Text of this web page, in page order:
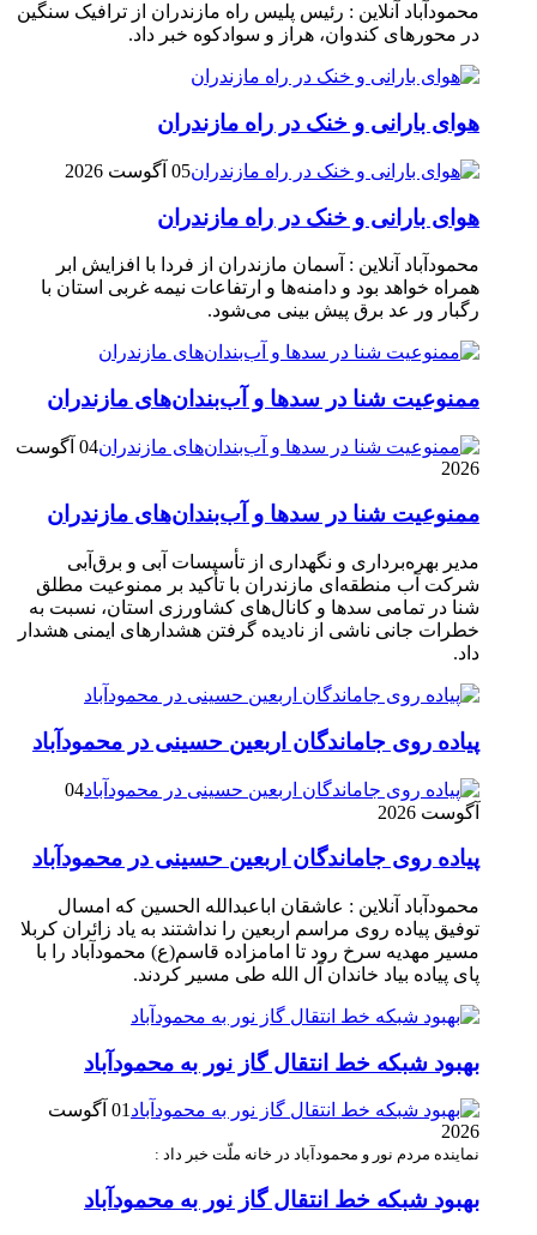
محمودآباد آنلاین : رئیس پلیس راه مازندران از ترافیک سنگین
در محور‌های کندوان، هراز و سوادکوه خبر داد.
هوای بارانی و خنک در راه مازندران
05 آگوست 2026
هوای بارانی و خنک در راه مازندران
محمودآباد آنلاین : آسمان مازندران از فردا با افزایش ابر
همراه خواهد بود و دامنه‌ها و ارتفاعات نیمه غربی استان با
رگبار ور عد برق پیش بینی می‌شود.
ممنوعیت شنا در سدها و آب‌بندان‌‌های مازندران
04 آگوست
2026
ممنوعیت شنا در سدها و آب‌بندان‌‌های مازندران
مدیر بهره‌برداری و نگهداری از تأسیسات آبی و برق‌آبی
شرکت آب منطقه‌ای مازندران با تأکید بر ممنوعیت مطلق
شنا در تمامی سدها و کانال‌های کشاورزی استان، نسبت به
خطرات جانی ناشی از نادیده گرفتن هشدارهای ایمنی هشدار
داد.
پیاده روی جاماندگان اربعین حسینی در محمودآباد
04
آگوست 2026
پیاده روی جاماندگان اربعین حسینی در محمودآباد
محمودآباد آنلاین : عاشقان اباعبدالله الحسین که امسال
توفیق پیاده روی مراسم اربعین را نداشتند به یاد زائران کربلا
مسیر مهدیه سرخ رود تا امامزاده قاسم(ع) محمودآباد را با
پای پیاده بیاد خاندان آل الله طی مسیر کردند.
بهبود شبکه خط انتقال گاز نور به محمودآباد
01 آگوست
2026
نماینده مردم نور و محمودآباد در خانه ملّت خبر داد :
بهبود شبکه خط انتقال گاز نور به محمودآباد